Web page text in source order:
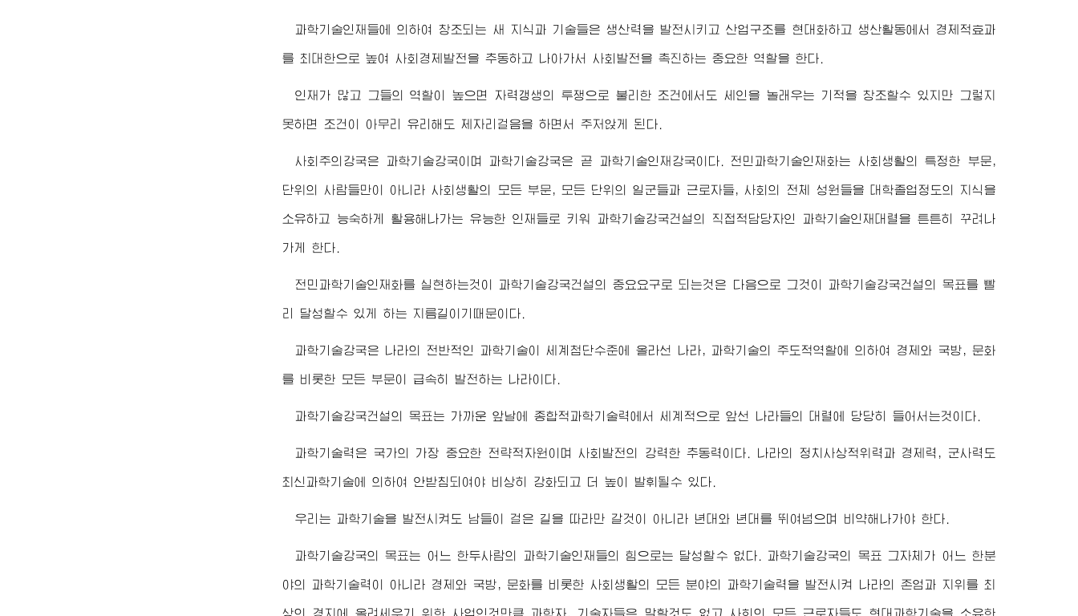
과학기술인재들에 의하여 창조되는 새 지식과 기술들은 생산력을 발전시키고 산업구조를 현대화하고 생산활동에서 경제적효과
를 최대한으로 높여 사회경제발전을 추동하고 나아가서 사회발전을 촉진하는 중요한 역할을 한다.
인재가 많고 그들의 역할이 높으면 자력갱생의 투쟁으로 불리한 조건에서도 세인을 놀래우는 기적을 창조할수 있지만 그렇지
못하면 조건이 아무리 유리해도 제자리걸음을 하면서 주저앉게 된다.
사회주의강국은 과학기술강국이며 과학기술강국은 곧 과학기술인재강국이다. 전민과학기술인재화는 사회생활의 특정한 부문,
단위의 사람들만이 아니라 사회생활의 모든 부문, 모든 단위의 일군들과 근로자들, 사회의 전체 성원들을 대학졸업정도의 지식을
소유하고 능숙하게 활용해나가는 유능한 인재들로 키워 과학기술강국건설의 직접적담당자인 과학기술인재대렬을 튼튼히 꾸려나
가게 한다.
전민과학기술인재화를 실현하는것이 과학기술강국건설의 중요요구로 되는것은 다음으로 그것이 과학기술강국건설의 목표를 빨
리 달성할수 있게 하는 지름길이기때문이다.
과학기술강국은 나라의 전반적인 과학기술이 세계첨단수준에 올라선 나라, 과학기술의 주도적역할에 의하여 경제와 국방, 문화
를 비롯한 모든 부문이 급속히 발전하는 나라이다.
과학기술강국건설의 목표는 가까운 앞날에 종합적과학기술력에서 세계적으로 앞선 나라들의 대렬에 당당히 들어서는것이다.
과학기술력은 국가의 가장 중요한 전략적자원이며 사회발전의 강력한 추동력이다. 나라의 정치사상적위력과 경제력, 군사력도
최신과학기술에 의하여 안받침되여야 비상히 강화되고 더 높이 발휘될수 있다.
우리는 과학기술을 발전시켜도 남들이 걸은 길을 따라만 갈것이 아니라 년대와 년대를 뛰여넘으며 비약해나가야 한다.
과학기술강국의 목표는 어느 한두사람의 과학기술인재들의 힘으로는 달성할수 없다. 과학기술강국의 목표 그자체가 어느 한분
야의 과학기술력이 아니라 경제와 국방, 문화를 비롯한 사회생활의 모든 분야의 과학기술력을 발전시켜 나라의 존엄과 지위를 최
상의 경지에 올려세우기 위한 사업인것만큼 과학자, 기술자들은 말할것도 없고 사회의 모든 근로자들도 현대과학기술을 소유한